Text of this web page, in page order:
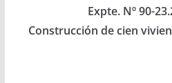
Expte. Nº 90-
Construcción de cien